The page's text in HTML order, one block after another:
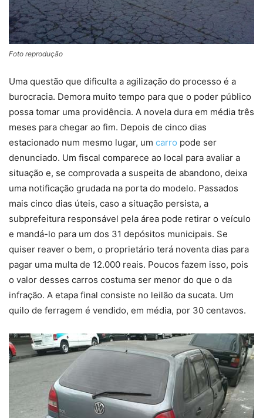
Foto reprodução
Uma questão que dificulta a agilização do processo é a
burocracia. Demora muito tempo para que o poder público
possa tomar uma providência. A novela dura em média três
meses para chegar ao fim. Depois de cinco dias
estacionado num mesmo lugar, um carro pode ser
denunciado. Um fiscal comparece ao local para avaliar a
situação e, se comprovada a suspeita de abandono, deixa
uma notificação grudada na porta do modelo. Passados
mais cinco dias úteis, caso a situação persista, a
subprefeitura responsável pela área pode retirar o veículo
e mandá-lo para um dos 31 depósitos municipais. Se
quiser reaver o bem, o proprietário terá noventa dias para
pagar uma multa de 12.000 reais. Poucos fazem isso, pois
o valor desses carros costuma ser menor do que o da
infração. A etapa final consiste no leilão da sucata. Um
quilo de ferragem é vendido, em média, por 30 centavos.